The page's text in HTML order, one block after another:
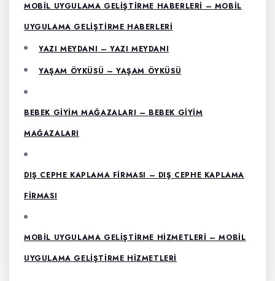
MOBIL UYGULAMA GELIŞTIRME HABERLERI – MOBIL
UYGULAMA GELIŞTIRME HABERLERI
YAZI MEYDANI – YAZI MEYDANI
YAŞAM ÖYKÜSÜ – YAŞAM ÖYKÜSÜ
BEBEK GIYIM MAĞAZALARI – BEBEK GIYIM
MAĞAZALARI
DIŞ CEPHE KAPLAMA FIRMASI – DIŞ CEPHE KAPLAMA
FIRMASI
MOBIL UYGULAMA GELIŞTIRME HIZMETLERI – MOBIL
UYGULAMA GELIŞTIRME HIZMETLERI